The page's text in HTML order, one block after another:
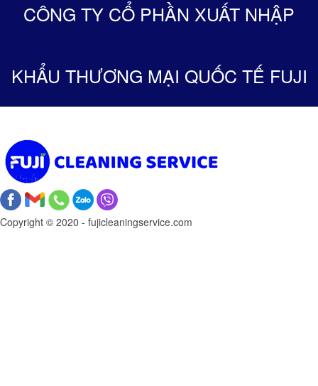
CÔNG TY CỔ PHẦN XUẤT NHẬP
KHẨU THƯƠNG MẠI QUỐC TẾ FUJI
Copyright © 2020 - fujicleaningservice.com